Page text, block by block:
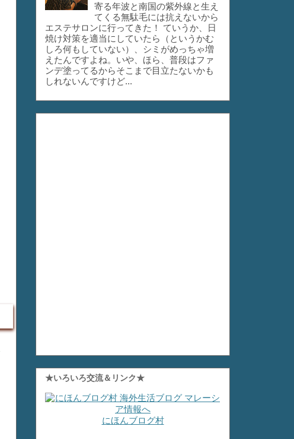
寄る年波と南国の紫外線と生え
てくる無駄毛には抗えないから
エステサロンに行ってきた！ ていうか、日
焼け対策を適当にしていたら（というかむ
しろ何もしていない）、シミがめっちゃ増
えたんですよね。いや、ほら、普段はファ
ンデ塗ってるからそこまで目立たないかも
しれないんですけど...
★いろいろ交流＆リンク★
にほんブログ村